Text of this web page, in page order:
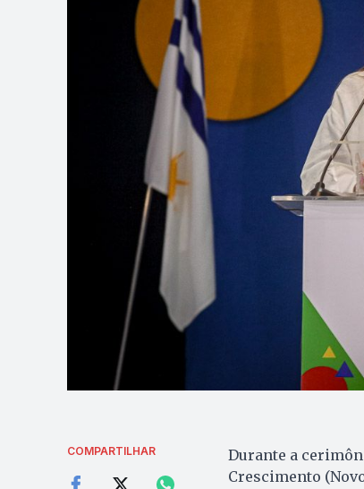
COMPARTILHAR
Durante a
Crescimento